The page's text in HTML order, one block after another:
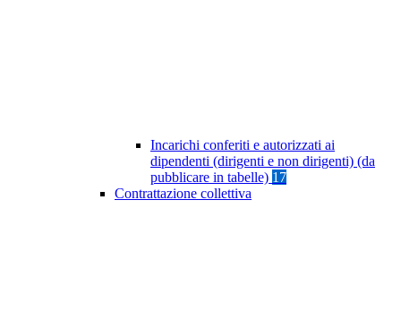
Incarichi conferiti e autorizzati ai
dipendenti (dirigenti e non dirigenti) (da
pubblicare in tabelle) 17
Contrattazione collettiva